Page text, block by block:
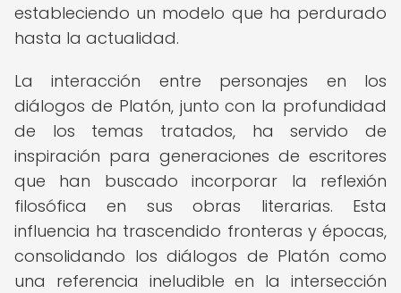
estableciendo un modelo que ha perdurado
hasta la actualidad.
La interacción entre personajes en los
diálogos de Platón, junto con la profundidad
de los temas tratados, ha servido de
inspiración para generaciones de escritores
que han buscado incorporar la reflexión
filosófica en sus obras literarias. Esta
influencia ha trascendido fronteras y épocas,
consolidando los diálogos de Platón como
una referencia ineludible en la intersección